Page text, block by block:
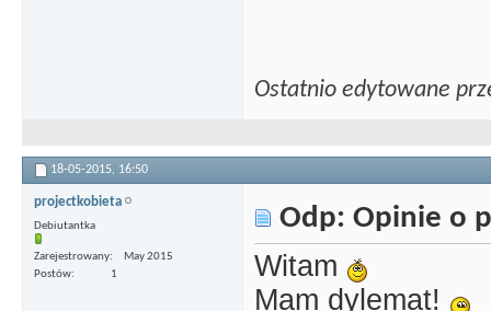
Ostatnio edytowane
18-05-2015, 16:50
projectkobieta
Debiutantka
Zarejestrowany
May 2015
Postów
1
Odp: Opinie o
Witam
Mam dylemat!